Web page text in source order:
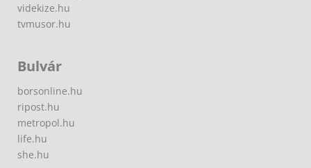
videkize.hu
tvmusor.hu
Bulvár
borsonline.hu
ripost.hu
metropol.hu
life.hu
she.hu